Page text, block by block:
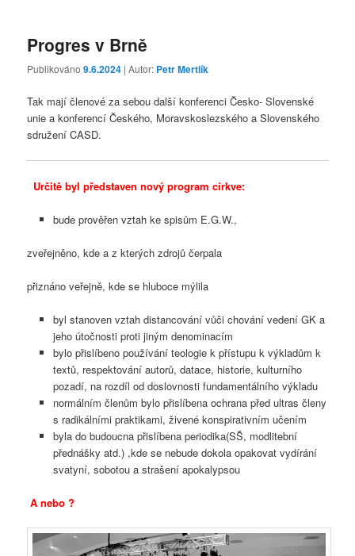
Progres v Brně
Publikováno9.6.2024 | Autor: Petr Mertlík
Tak mají členové za sebou další konferenci Česko- Slovenské
unie a konferencí Českého, Moravskoslezského a Slovenského
sdružení CASD.
Určitě byl představen nový program církve:
bude prověřen vztah ke spisům E.G.W.,
zveřejněno, kde a z kterých zdrojů čerpala
přiznáno veřejně, kde se hluboce mýlila
byl stanoven vztah distancování vůči chování vedení GK a
jeho útočnosti proti jiným denominacím
bylo přislíbeno používání teologie k přístupu k výkladům k
textů, respektování autorů, datace, historie, kulturního
pozadí, na rozdíl od doslovnosti fundamentálního výkladu
normálním členům bylo přislíbena ochrana před ultras členy
s radikálními praktikami, živené konspirativním učením
byla do budoucna přislíbena periodika(SŠ, modlitební
přednášky atd.) ,kde se nebude dokola opakovat vydírání
svatyní, sobotou a strašení apokalypsou
A nebo ?